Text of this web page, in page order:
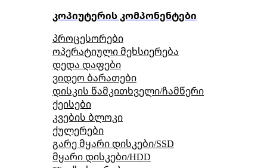
კოპიუტერის კომპონენტები
პროცესორები
ოპერატიული მეხსიერება
დედა დაფები
ვიდეო ბარათები
დისკის წამკითხველი/ჩამწერი
ქეისები
კვების ბლოკი
ქულერები
გარე მყარი დისკები/SSD
მყარი დისკები/HDD